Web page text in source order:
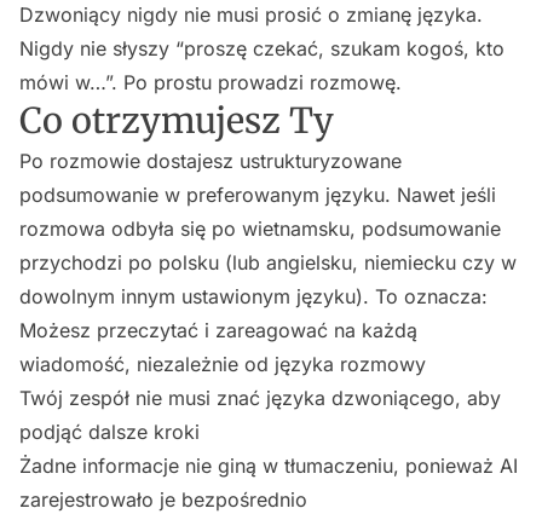
Dzwoniący nigdy nie musi prosić o zmianę języka.
Nigdy nie słyszy “proszę czekać, szukam kogoś, kto
mówi w…”. Po prostu prowadzi rozmowę.
Co otrzymujesz Ty
Po rozmowie dostajesz ustrukturyzowane
podsumowanie w preferowanym języku. Nawet jeśli
rozmowa odbyła się po wietnamsku, podsumowanie
przychodzi po polsku (lub angielsku, niemiecku czy w
dowolnym innym ustawionym języku). To oznacza:
Możesz przeczytać i zareagować na każdą
wiadomość, niezależnie od języka rozmowy
Twój zespół nie musi znać języka dzwoniącego, aby
podjąć dalsze kroki
Żadne informacje nie giną w tłumaczeniu, ponieważ AI
zarejestrowało je bezpośrednio